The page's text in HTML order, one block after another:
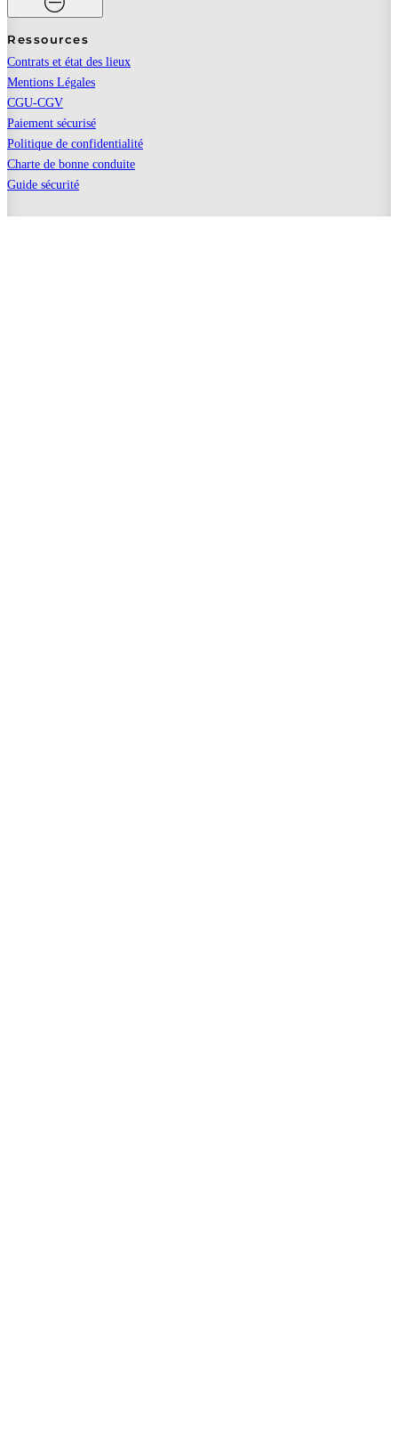
Ressources
Contrats et état des lieux
Mentions Légales
CGU-CGV
Paiement sécurisé
Politique de confidentialité
Charte de bonne conduite
Guide sécurité